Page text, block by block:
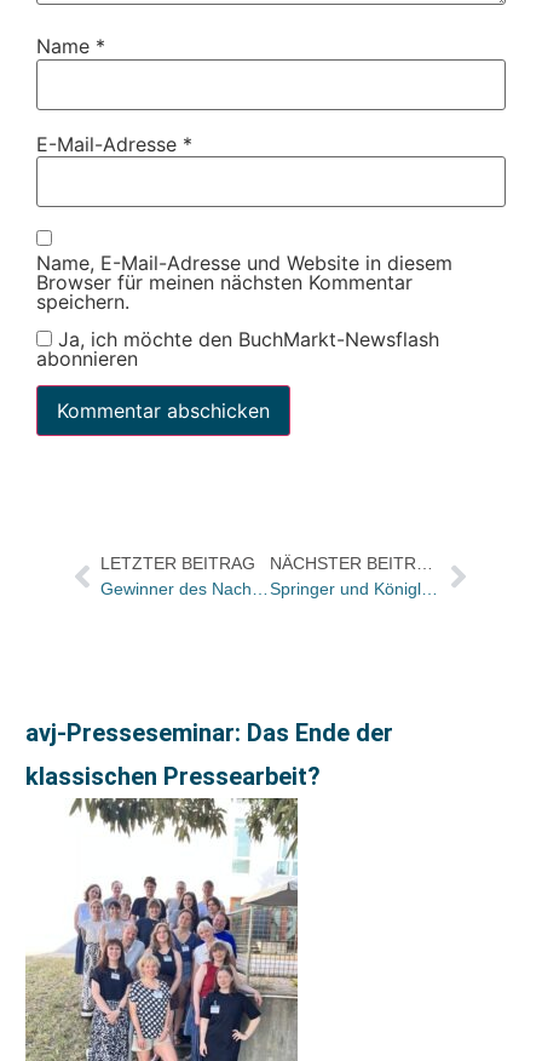
Name *
E-Mail-Adresse *
Name, E-Mail-Adresse und Website in diesem
Browser für meinen nächsten Kommentar
speichern.
Ja, ich möchte den BuchMarkt-Newsflash
abonnieren
LETZTER BEITRAG
avj-Presseseminar: Das Ende der
klassischen Pressearbeit?